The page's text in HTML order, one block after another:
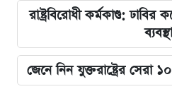
রাষ্ট্রবিরোধী কর্মকাণ্ড:
ব্যবস্থা
জেনে নিন যুক্তরাষ্ট্রের সেরা ১০